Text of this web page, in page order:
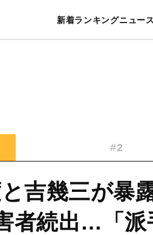
新着ランキングニュース
暮らし スポーツ
#2
吉幾三が暴
者続出…「派